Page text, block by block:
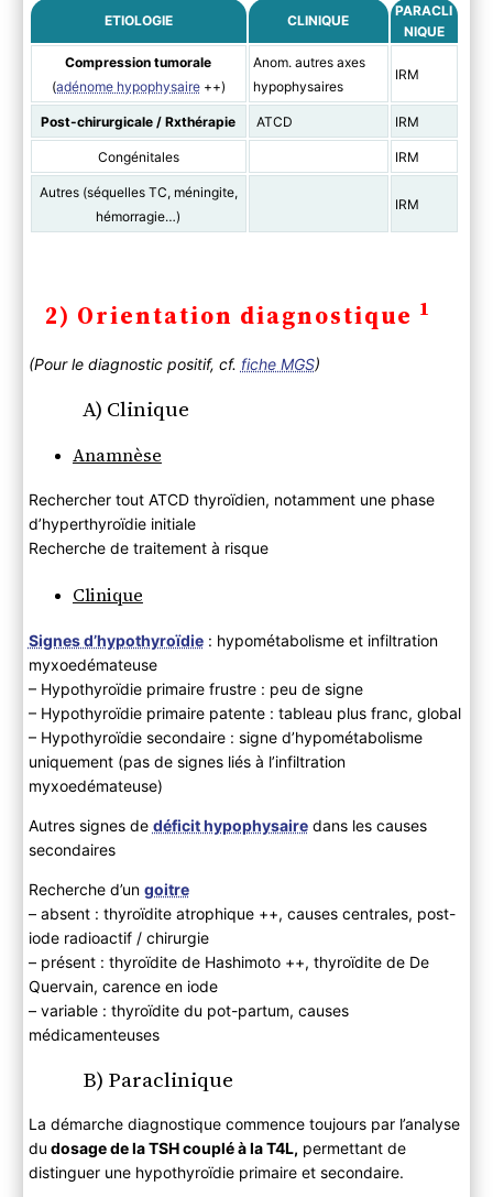
ETIOLOGIE CLINIQUE
PARACLI
NIQUE
Compression tumorale
(adénome hypophysaire++)
Anom. autres axes
hypophysaires
IRM
Post-chirurgicale / Rxthérapie ATCD IRM
Congénitales IRM
Autres (séquelles TC, méningite,
hémorragie…)
IRM
2) Orientation diagnostique 1
(Pour le diagnostic positif, cf. fiche MGS)
A) Clinique
Anamnèse
Rechercher tout ATCD thyroïdien, notamment une phase
d’hyperthyroïdie initiale
Recherche de traitement à risque
Clinique
Signes d’hypothyroïdie: hypométabolisme et infiltration
myxoedémateuse
– Hypothyroïdie primaire frustre : peu de signe
– Hypothyroïdie primaire patente : tableau plus franc, global
– Hypothyroïdie secondaire : signe d’hypométabolisme
uniquement (pas de signes liés à l’infiltration
myxoedémateuse)
Autres signes de déficit hypophysairedans les causes
secondaires
Recherche d’un goitre
– absent : thyroïdite atrophique ++, causes centrales, post-
iode radioactif / chirurgie
– présent : thyroïdite de Hashimoto ++, thyroïdite de De
Quervain, carence en iode
– variable : thyroïdite du pot-partum, causes
médicamenteuses
B) Paraclinique
La démarche diagnostique commence toujours par l’analyse
du dosage de la TSH couplé à la T4L, permettant de
distinguer une hypothyroïdie primaire et secondaire.